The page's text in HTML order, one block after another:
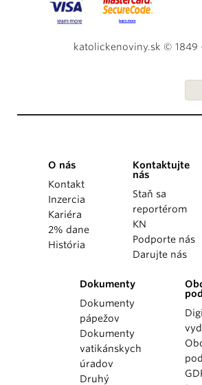
katolickenoviny.sk © 1849
O nás
Kontakt
Inzercia
Kariéra
2% dane
História
Kontaktujte
nás
Staň sa
reportérom
KN
Podporte nás
Darujte nás
Dokumenty
Dokumenty
pápežov
Dokumenty
vatikánskych
úradov
Druhý